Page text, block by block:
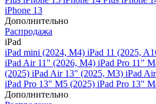
iPhone 13
Дополнительно
Распродажа
iPad
iPad mini (2024, M4) iPad 11 (2025,
iPad Air 11" (2026, M4) iPad Pro 11"
(2025) iPad Air 13" (2025, M3) iPad
iPad Pro 13" M5 (2025) iPad Pro 13"
Дополнительно